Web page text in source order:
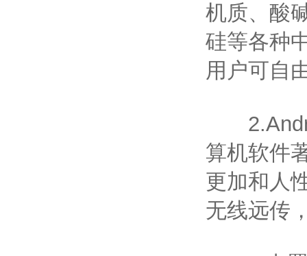
机质、酸
硅等各种
用户可自
算机软件
更加和人
无线远传